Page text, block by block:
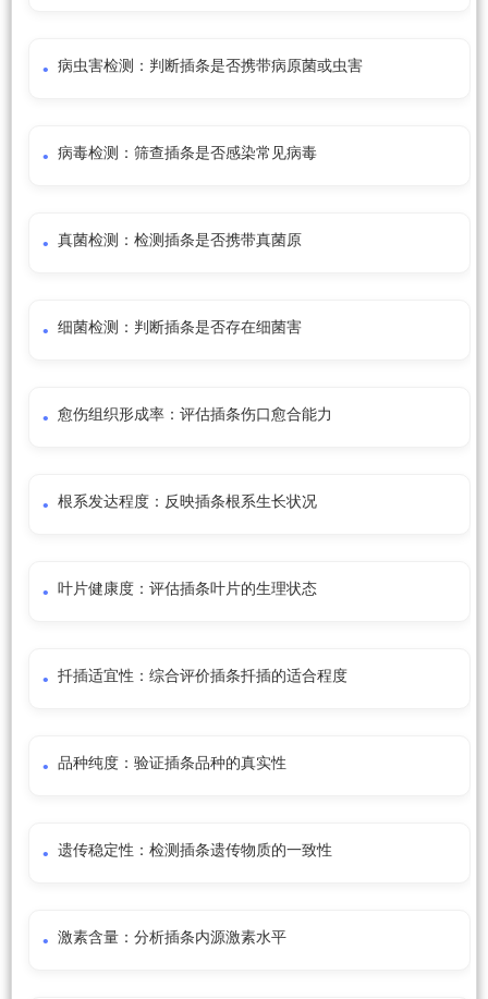
病虫害检测：判断插条是否携带病原菌或虫害
病毒检测：筛查插条是否感染常见病毒
真菌检测：检测插条是否携带真菌原
细菌检测：判断插条是否存在细菌害
愈伤组织形成率：评估插条伤口愈合能力
根系发达程度：反映插条根系生长状况
叶片健康度：评估插条叶片的生理状态
扦插适宜性：综合评价插条扦插的适合程度
品种纯度：验证插条品种的真实性
遗传稳定性：检测插条遗传物质的一致性
激素含量：分析插条内源激素水平